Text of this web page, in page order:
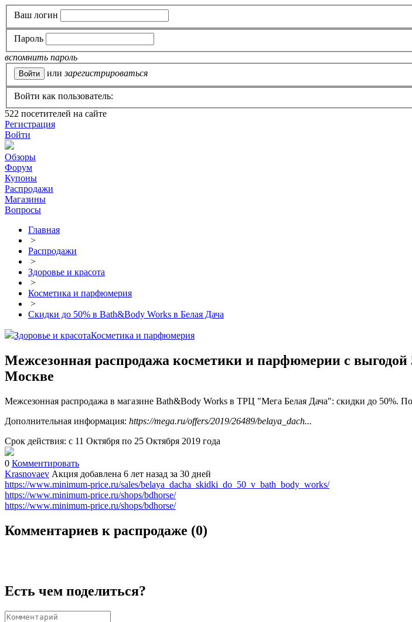
Ваш логин
Пароль
вспомнить пароль
или зарегистрироваться
Войти как пользователь:
522 посетителей на сайте
Регистрация
Войти
Обзоры
Форум
Купоны
Распродажи
Магазины
Вопросы
Главная
>
Распродажи
>
Здоровье и красота
>
Косметика и парфюмерия
>
Скидки до 50% в Bath&Body Works в Белая Дача
Здоровье и красотаКосметика и парфюмерия
Межсезонная распродажа косметики и парфюмерии с
Москве
Межсезонная распродажа в магазине Bath&Body Works в ТРЦ "Мега Белая Дача": скидки до 50%.
Дополнительная информация: https://mega.ru/offers/2019/26489/belaya_dach...
Срок действия: с 11 Октября по 25 Октября 2019 года
0 Комментировать
Krasnovaev Акция добавлена 6 лет назад за 30 дней
https://www.minimum-price.ru/sales/belaya_dacha_skidki_do_50_v_bath_body_works/
https://www.minimum-price.ru/shops/bdhorse/
https://www.minimum-price.ru/shops/bdhorse/
Комментариев к распродаже (0)
Есть чем поделиться?